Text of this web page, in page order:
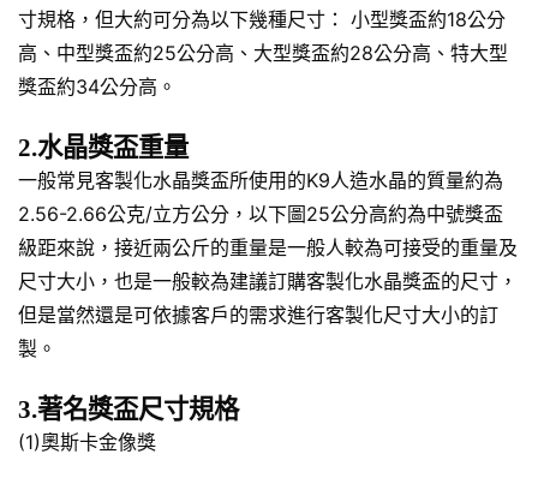
寸規格，但大約可分為以下幾種尺寸： 小型獎盃約18公分
高、中型獎盃約25公分高、大型獎盃約28公分高、特大型
獎盃約34公分高。
2.水晶獎盃重量
一般常見客製化水晶獎盃所使用的K9人造水晶的質量約為
2.56-2.66公克/立方公分，以下圖25公分高約為中號獎盃
級距來說，接近兩公斤的重量是一般人較為可接受的重量及
尺寸大小，也是一般較為建議訂購客製化水晶獎盃的尺寸，
但是當然還是可依據客戶的需求進行客製化尺寸大小的訂
製。
3.著名獎盃尺寸規格
(1)奧斯卡金像獎